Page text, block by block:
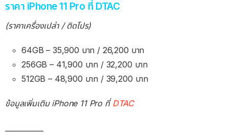
ราคา iPhone 11 Pro ที่ DTAC
(ราคาเครื่องเปล่า / ติดโปร)
64GB – 35,900 บาท / 26,200 บาท
256GB – 41,900 บาท / 32,200 บาท
512GB – 48,900 บาท / 39,200 บาท
ข้อมูลเพิ่มเติม iPhone 11 Pro ที่ DTAC